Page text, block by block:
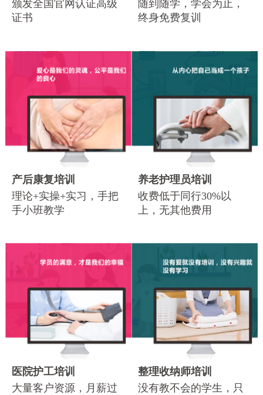
颁发全国官网认证高级
证书
随到随学，学会为止，
终身免费复训
产后康复培训
理论+实操+实习，手把
手小班教学
养老护理员培训
收费低于同行30%以
上，无其他费用
医院护工培训
大量客户资源，月薪过
整理收纳师培训
没有教不会的学生，只